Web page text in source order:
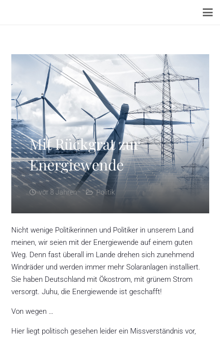
Mit Rückgrat zur
Energiewende
vor 8 Jahren Politik
Nicht wenige Politikerinnen und Politiker in unserem Land
meinen, wir seien mit der Energiewende auf einem guten
Weg. Denn fast überall im Lande drehen sich zunehmend
Windräder und werden immer mehr Solaranlagen installiert.
Sie haben Deutschland mit Ökostrom, mit grünem Strom
versorgt. Juhu, die Energiewende ist geschafft!
Von wegen …
Hier liegt politisch gesehen leider ein Missverständnis vor,